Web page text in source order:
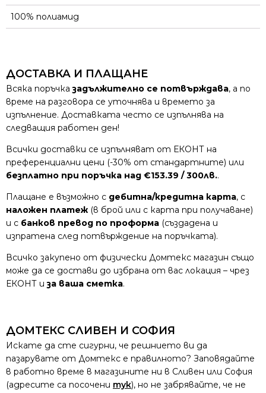
100% полиамид
ДОСТАВКА И ПЛАЩАНЕ
Всяка поръчказадължително се потвърждава, а по
време на разговора се уточнява и времето за
изпълнение. Доставката често се изпълнява на
следващия работен ден!
Всички доставки се изпълняват от ЕКОНТ на
преференциални цени (-30% от стандартните) или
безплатно при поръчка над €153.39 / 300лв..
Плащане е възможно с дебитна/кредитна карта, с
наложен платеж (в брой или с карта при получаване)
и с банков превод по проформа (създадена и
изпратена след потвърждение на поръчката).
Всичко закупено от физически Домтекс магазин също
може да се достави до избрана от вас локация – чрез
ЕКОНТ иза ваша сметка.
ДОМТЕКС СЛИВЕН И СОФИЯ
Искате да сте сигурни, че решнието ви да
пазарувате от Домтекс е правилното? Заповядайте
в работно време в магазините ни в Сливен или София
(адресите са посочени тук), но не забрявайте, че не